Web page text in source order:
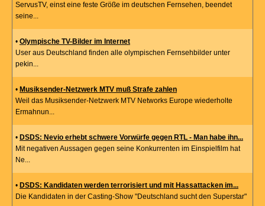
ServusTV, einst eine feste Größe im deutschen Fernsehen, beendet
seine...
• Olympische TV-Bilder im Internet
User aus Deutschland finden alle olympischen Fernsehbilder unter
pekin...
• Musiksender-Netzwerk MTV muß Strafe zahlen
Weil das Musiksender-Netzwerk MTV Networks Europe wiederholte
Ermahnun...
• DSDS: Nevio erhebt schwere Vorwürfe gegen RTL - Man habe ihn...
Mit negativen Aussagen gegen seine Konkurrenten im Einspielfilm hat
Ne...
• DSDS: Kandidaten werden terrorisiert und mit Hassattacken im...
Die Kandidaten in der Casting-Show "Deutschland sucht den Superstar"